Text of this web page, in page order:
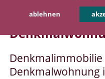
ablehnen
Denkmalwohnung